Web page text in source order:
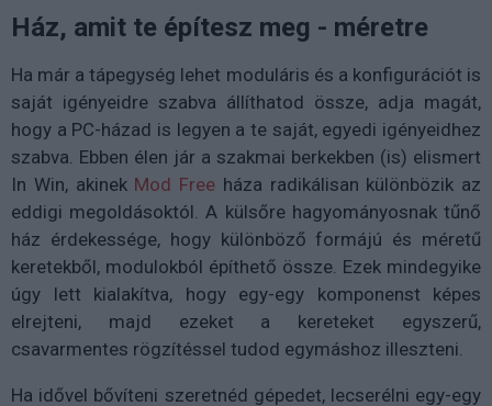
Ház, amit te építesz meg - méretre
Ha már a tápegység lehet moduláris és a konfigurációt is
saját igényeidre szabva állíthatod össze, adja magát,
hogy a PC-házad is legyen a te saját, egyedi igényeidhez
szabva. Ebben élen jár a szakmai berkekben (is) elismert
In Win, akinek Mod Free háza radikálisan különbözik az
eddigi megoldásoktól. A külsőre hagyományosnak tűnő
ház érdekessége, hogy különböző formájú és méretű
keretekből, modulokból építhető össze. Ezek mindegyike
úgy lett kialakítva, hogy egy-egy komponenst képes
elrejteni, majd ezeket a kereteket egyszerű,
csavarmentes rögzítéssel tudod egymáshoz illeszteni.
Ha idővel bővíteni szeretnéd gépedet, lecserélni egy-egy